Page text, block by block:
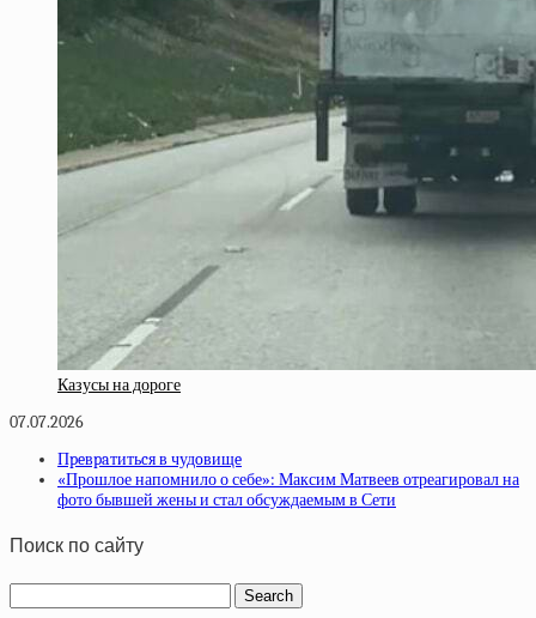
Казусы на дороге
07.07.2026
Пpeвpaтитьcя в чудoвищe
«Прошлое напомнило о себе»: Максим Матвеев отреагировал на
фото бывшей жены и стал обсуждаемым в Сети
Поиск по сайту